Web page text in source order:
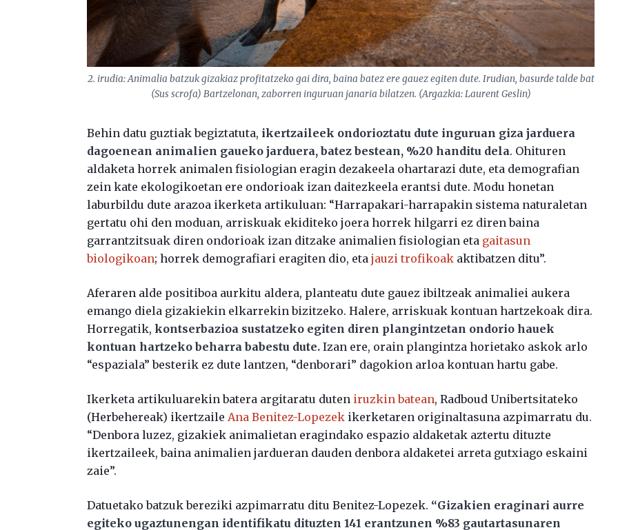
2. irudia: Animalia batzuk gizakiaz profitatzeko gai dira, baina batez ere gauez egiten dute. Irudian, basurde talde bat
(Sus scrofa) Bartzelonan, zaborren inguruan janaria bilatzen. (Argazkia: Laurent Geslin)
Behin datu guztiak begiztatuta, ikertzaileek ondorioztatu dute inguruan giza jarduera
dagoenean animalien gaueko jarduera, batez bestean, %20 handitu dela. Ohituren
aldaketa horrek animalen fisiologian eragin dezakeela ohartarazi dute, eta demografian
zein kate ekologikoetan ere ondorioak izan daitezkeela erantsi dute. Modu honetan
laburbildu dute arazoa ikerketa artikuluan: “Harrapakari-harrapakin sistema naturaletan
gertatu ohi den moduan, arriskuak ekiditeko joera horrek hilgarri ez diren baina
garrantzitsuak diren ondorioak izan ditzake animalien fisiologian eta gaitasun
biologikoan; horrek demografiari eragiten dio, etajauzi trofikoak aktibatzen ditu”.
Aferaren alde positiboa aurkitu aldera, planteatu dute gauez ibiltzeak animaliei aukera
emango diela gizakiekin elkarrekin bizitzeko. Halere, arriskuak kontuan hartzekoak dira.
Horregatik,kontserbazioa sustatzeko egiten diren plangintzetan ondorio hauek
kontuan hartzeko beharra babestu dute. Izan ere, orain plangintza horietako askok arlo
“espaziala” besterik ez dute lantzen, “denborari” dagokion arloa kontuan hartu gabe.
Ikerketa artikuluarekin batera argitaratu duten iruzkin batean, Radboud Unibertsitateko
(Herbehereak) ikertzaile Ana Benitez-Lopezek ikerketaren originaltasuna azpimarratu du.
“Denbora luzez, gizakiek animalietan eragindako espazio aldaketak aztertu dituzte
ikertzaileek, baina animalien jardueran dauden denbora aldaketei arreta gutxiago eskaini
zaie”.
Datuetako batzuk bereziki azpimarratu ditu Benitez-Lopezek. “Gizakien eraginari aurre
egiteko ugaztunengan identifikatu dituzten 141 erantzunen %83 gautartasunaren